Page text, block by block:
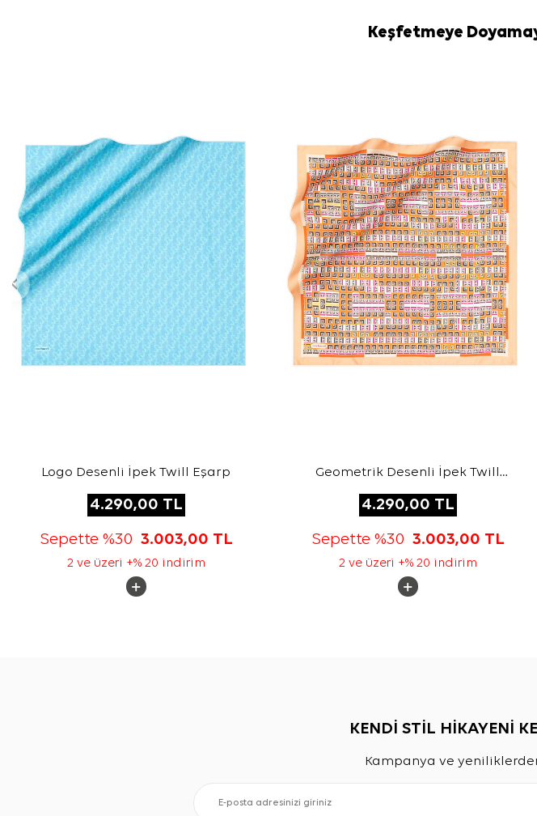
Keşfetmeye
Logo Desenli İpek Twill Eşarp
4.290,00 TL
Sepette %30 3.003,00 TL
2 ve üzeri +% 20 indirim
Geometrik Desenli İpek Twill
4.290,00 TL
Sepette %30 3.003,00 TL
2 ve üzeri +% 20 indirim
KENDİ STİL HİKAYENİ
Kampanya ve